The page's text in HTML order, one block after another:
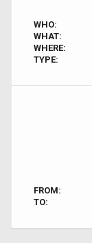
WHO:
WHAT:
WHERE:
TYPE:
FROM:
TO: